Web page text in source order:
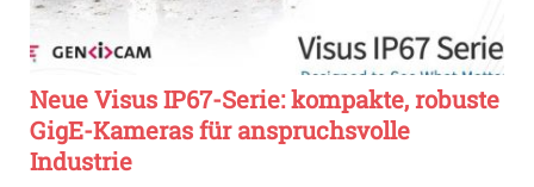
Neue Visus IP67-Serie: kompakte, robuste
GigE-Kameras für anspruchsvolle
Industrie